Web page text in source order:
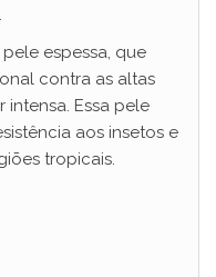
espessa, que
contra as altas
Essa pele
aos insetos e
tropicais.